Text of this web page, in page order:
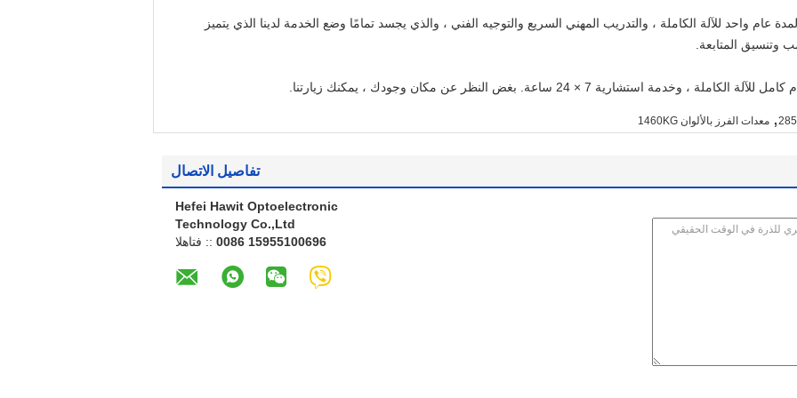
عام واحد للآلة الكاملة ، والتدريب المهني السريع والتوجيه الفني ، والذي يجسد تمامًا وضع الخدمة لدينا الذي يتميز
وتنسيق المتابعة.
استشارية 7 × 24 ساعة. بغض النظر عن مكان وجودك ، يمكنك زيارتنا.
, معدات الفرز بالألوان 1460KG
تفاصيل الاتصال
Hefei Hawit Optoelectronic
Technology Co.,Ltd
الهاتف :: 0086 15955100696